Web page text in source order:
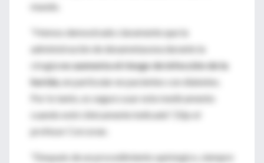
mundo.
"Hemos demostrado claramente que la
administración de dexametasona durante la
cirugíano aumenta el riesgo de infección de la
herida, en particular en pacientes con diabetes.
Por lo tanto, es seguro usar este medicamento
cuando esté clínicamente indicado". Dijo el
profesor Corcoran.
"Después de un procedimiento quirúrgico, siempre